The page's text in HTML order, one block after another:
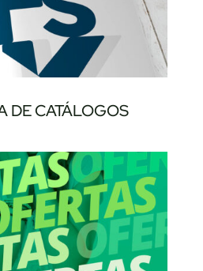
DE CATÁLOGOS